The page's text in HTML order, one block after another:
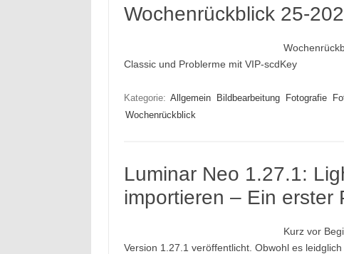
Wochenrückblick 25-
Classic und Problerme mit VIP-scdKey
Kategorie: Allgemein Bildbearbeitung Fotografie
Wochenrückblick
Luminar Neo 1.27.1:
importieren – Ein erster
Kurz vor
Version 1.27.1 veröffentlicht. Obwohl es